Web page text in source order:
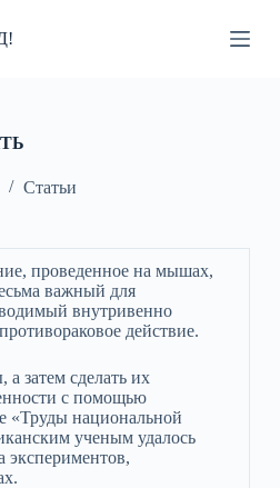
Статьи
проведенное на мышах,
важный для
внутривенно
действие.
затем сделать их
с помощью
«Труды национальной
ученым удалось
экспериментов,